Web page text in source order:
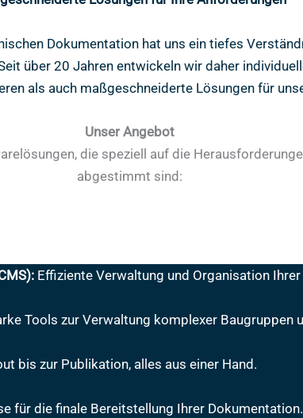
Dokumentation hat uns ein tiefes
über 20 Jahren entwickeln wir daher
als auch maßgeschneiderte Lösungen für
Unser Angebot
die speziell auf die
abgestimmt sind:
Effiziente Verwaltung und Organisation
Tools zur Verwaltung komplexer Baugruppen
bis zur Publikation, alles aus einer Hand.
für die finale Bereitstellung Ihrer Dokumentation.